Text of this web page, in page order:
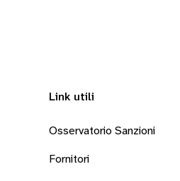
Link utili
Osservatorio Sanzioni
Fornitori